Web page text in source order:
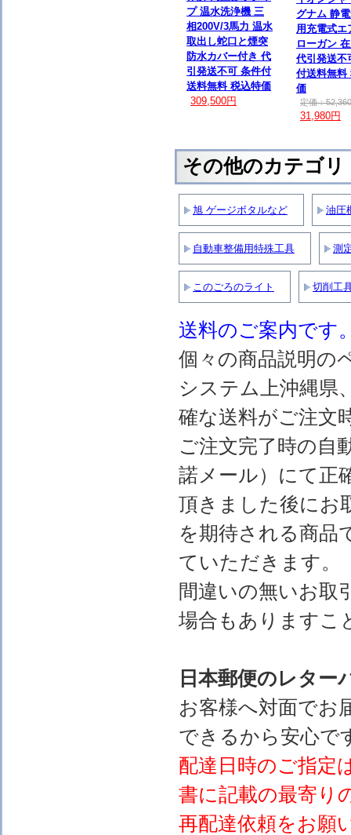
プ 温水洗浄機 三
相200V/3馬力 温水
取出し蛇口と煙突
防水カバー付き 代
引発送不可 条件付
送料無料 税込特価
309,500円
グナム 静
用充電式エ
ローガン
代引発送不
付送料無料
価
定価：
31,980円
その他のカテゴリ
旭 ゲージボタルなど 油圧
自動車整備用特殊工具 測
このごろのライト 切削工
送料のご案内です
個々の商品説明の
システム上沖縄県
確な送料がご注文
ご注文完了時の自
諾メール）にて正
頂きました後にお
を期待される商品
ていただきます。
間違いの無いお取
場合もありますこ
日本郵便のレター
お客様へ対面でお
できるから安心で
配達日時のご指定
書に記載の最寄り
再配達依頼をお願